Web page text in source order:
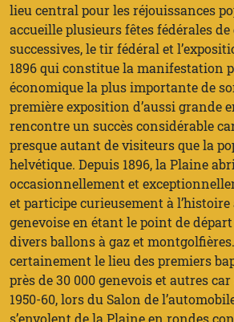
lieu central pour les réjouissances
accueille plusieurs fêtes fédérales
successives, le tir fédéral et
1896 qui constitue la manifestation
économique la plus importante de
première exposition d’aussi grande
rencontre un succès considérable
presque autant de visiteurs que la
helvétique. Depuis 1896, la Plaine
occasionnellement et
et participe curieusement à
genevoise en étant le point de départ
divers ballons à gaz et
certainement le lieu des premiers
près de 30 000 genevois et autres
1950-60, lors du Salon de
s’envolent de la Plaine en rondes